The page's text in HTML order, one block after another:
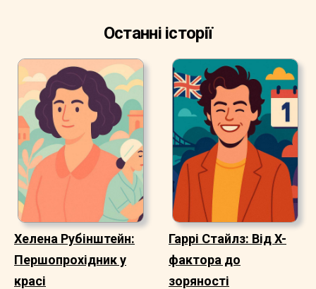
Останні історії
Хелена Рубінштейн:
Першопрохідник у
красі
Гаррі Стайлз: Від X-
фактора до
зоряності